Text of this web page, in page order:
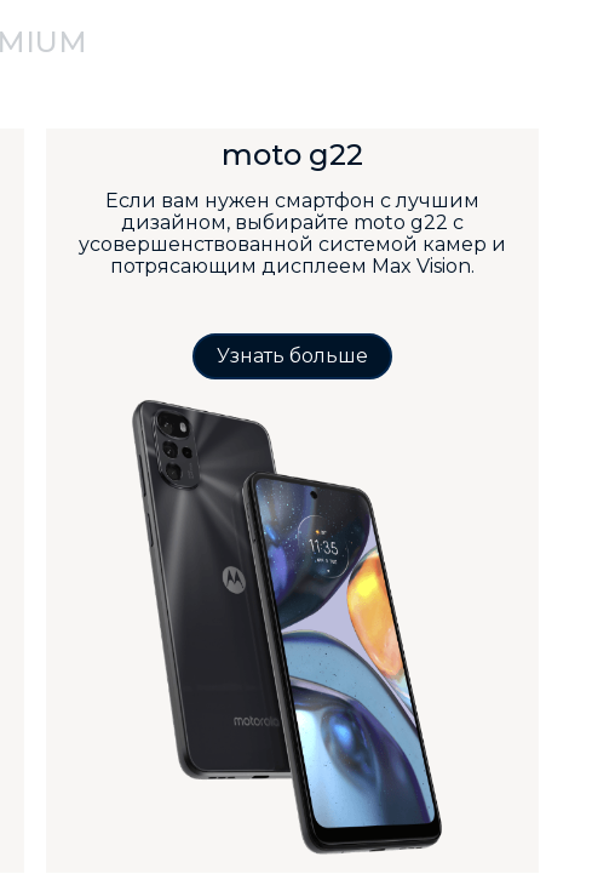
moto g22
Если вам нужен смартфон с лучшим
дизайном, выбирайте moto g22 с
усовершенствованной системой камер и
потрясающим дисплеем Max Vision.
Узнать больше